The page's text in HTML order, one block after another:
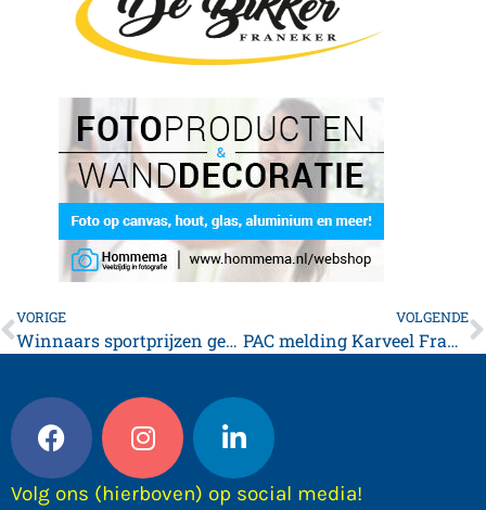
VORIGE
Winnaars sportprijzen gemeente Franekeradeel
VOLGENDE
PAC melding Karveel Franeker
Volg ons (hierboven) op social media!